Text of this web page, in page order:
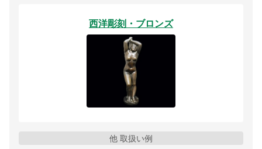
西洋彫刻・ブロンズ
他 取扱い例